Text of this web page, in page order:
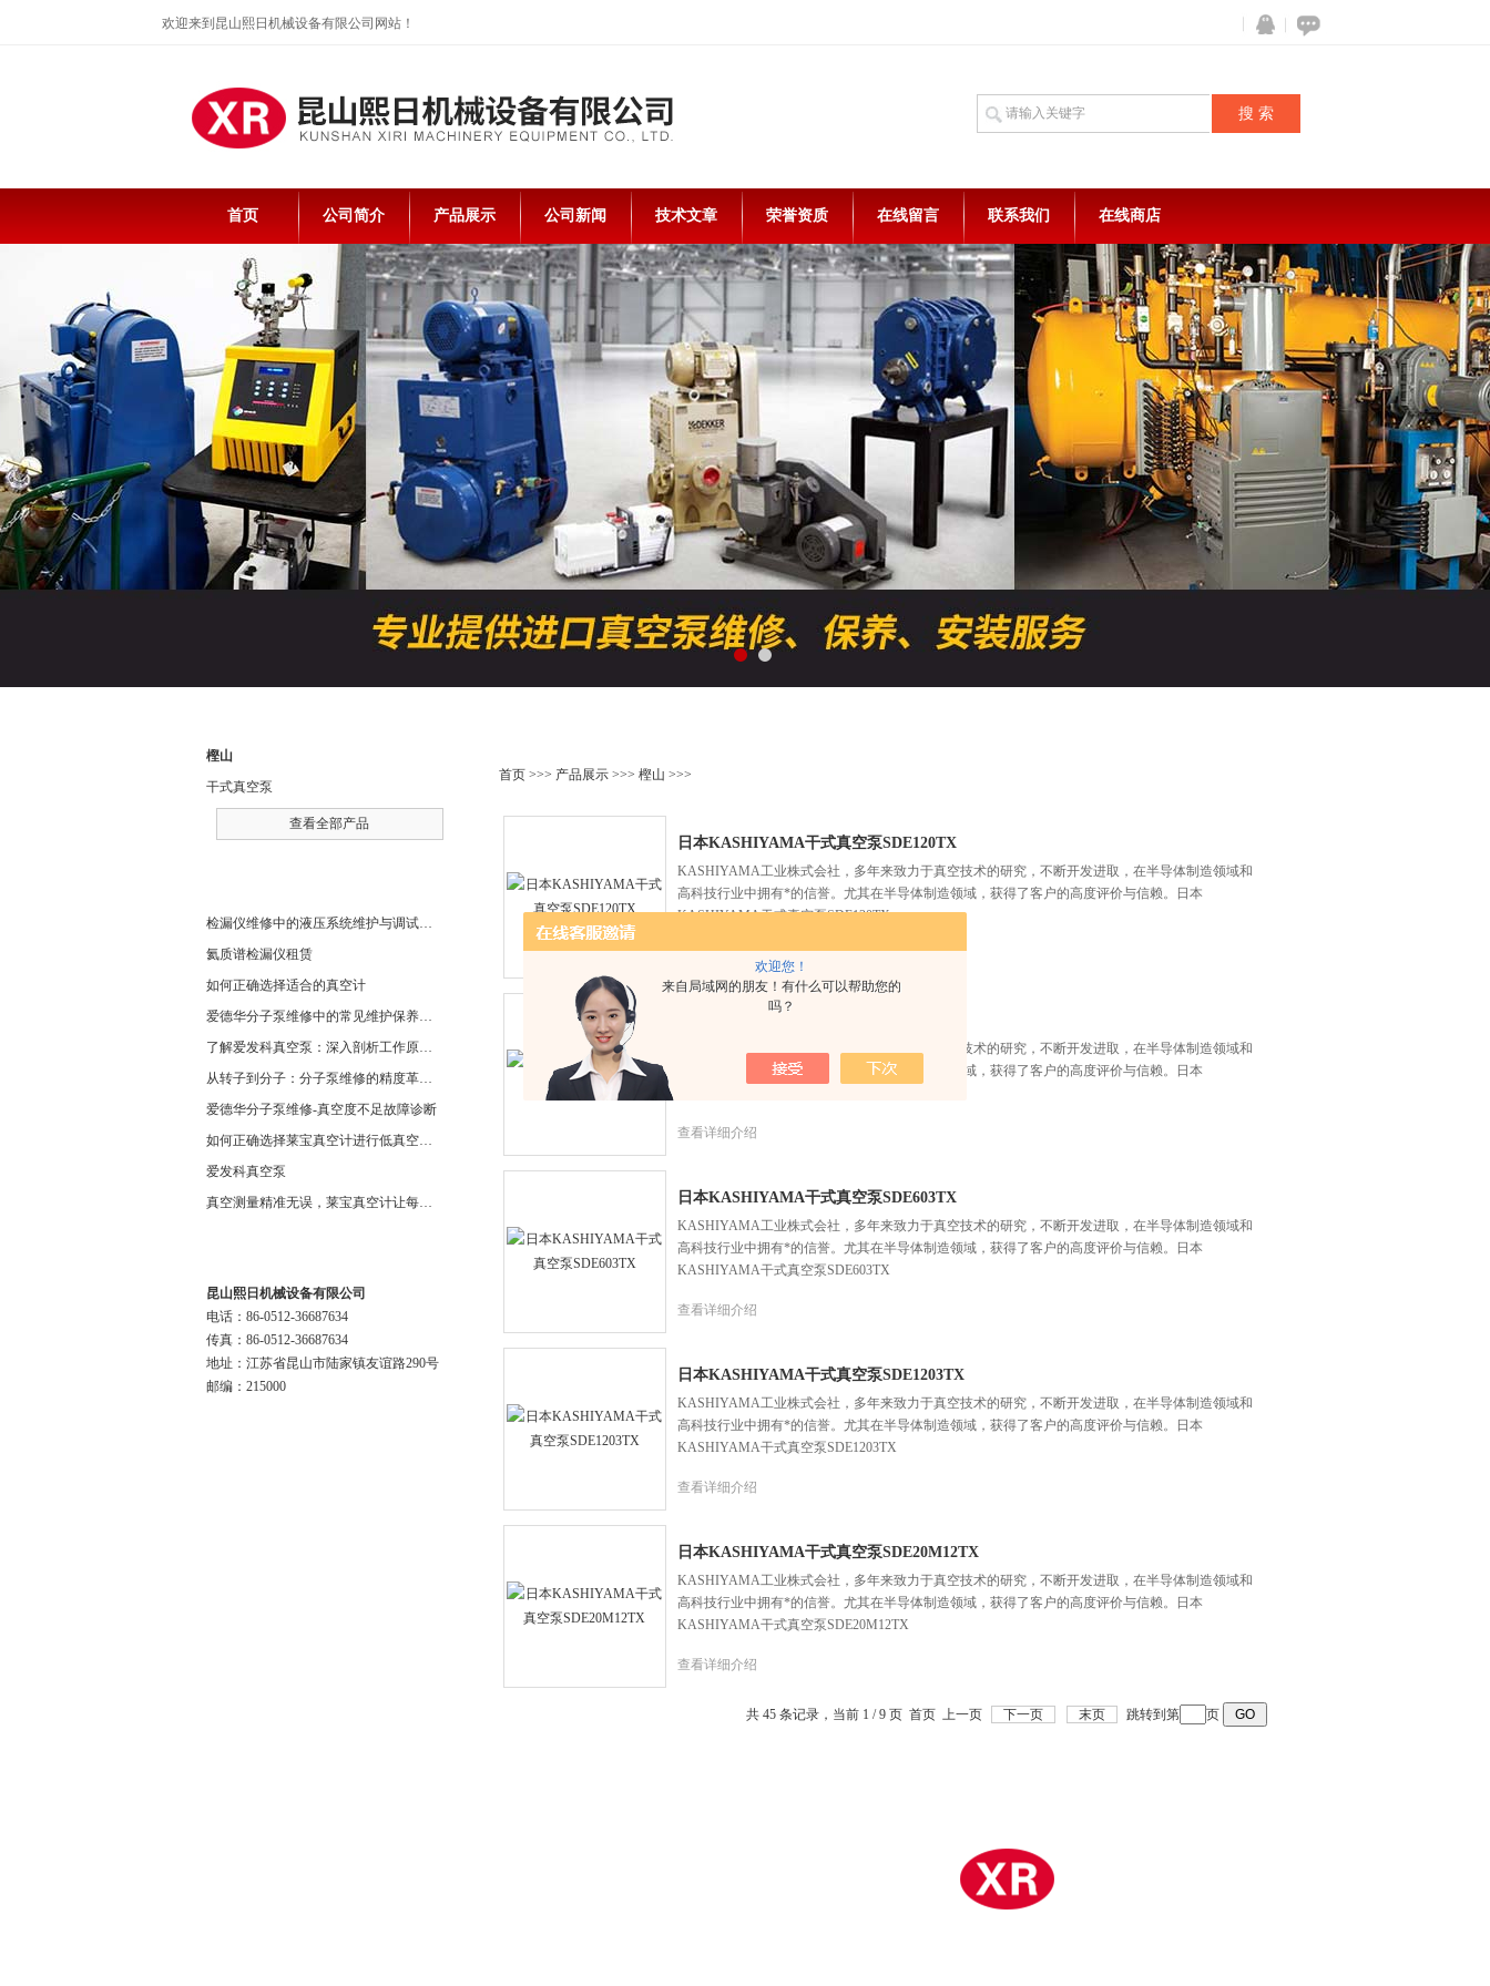
欢迎您！
来自局域网的朋友！有什么可以帮助您的
吗？
欢迎来到昆山熙日机械设备有限公司网站！
在线咨
首页 公司简介 产品展示 公司新闻 技术文章 荣誉资质 在线留言 联系我们 在线商店
首页 >>> 产品展示 >>>樫山 >>>
日本KASHIYAMA干式真空泵SDE120TX
KASHIYAMA工业株式会社，多年来致力于真空技术的研究，不断开发进取，在半导体制造领域和
高科技行业中拥有*的信誉。尤其在半导体制造领域，获得了客户的高度评价与信赖。日本
KASHIYAMA干式真空泵SDE120TX
查看详细介绍
KASHIYAMA工业株式会社，多年来致力于真空技术的研究，不断开发进取，在半导体制造领域和
高科技行业中拥有*的信誉。尤其在半导体制造领域，获得了客户的高度评价与信赖。日本
查看详细介绍
日本KASHIYAMA干式真空泵SDE603TX
KASHIYAMA工业株式会社，多年来致力于真空技术的研究，不断开发进取，在半导体制造领域和
高科技行业中拥有*的信誉。尤其在半导体制造领域，获得了客户的高度评价与信赖。日本
KASHIYAMA干式真空泵SDE603TX
查看详细介绍
日本KASHIYAMA干式真空泵SDE1203TX
KASHIYAMA工业株式会社，多年来致力于真空技术的研究，不断开发进取，在半导体制造领域和
高科技行业中拥有*的信誉。尤其在半导体制造领域，获得了客户的高度评价与信赖。日本
KASHIYAMA干式真空泵SDE1203TX
查看详细介绍
日本KASHIYAMA干式真空泵SDE20M12TX
KASHIYAMA工业株式会社，多年来致力于真空技术的研究，不断开发进取，在半导体制造领域和
高科技行业中拥有*的信誉。尤其在半导体制造领域，获得了客户的高度评价与信赖。日本
KASHIYAMA干式真空泵SDE20M12TX
查看详细介绍
共 45 条记录，当前 1 / 9 页 首页 上一页 下一页 末页 跳转到第 页
樫山
干式真空泵
查看全部产品
检漏仪维修中的液压系统维护与调试技巧
氦质谱检漏仪租赁
如何正确选择适合的真空计
爱德华分子泵维修中的常见维护保养周期
了解爱发科真空泵：深入剖析工作原理与特点
从转子到分子：分子泵维修的精度革命与服务商选择全说明书
爱德华分子泵维修-真空度不足故障诊断
如何正确选择莱宝真空计进行低真空测量
爱发科真空泵
真空测量精准无误，莱宝真空计让每个细节尽在掌握
昆山熙日机械设备有限公司
电话：86-0512-36687634
传真：86-0512-36687634
地址：江苏省昆山市陆家镇友谊路290号
邮编：215000